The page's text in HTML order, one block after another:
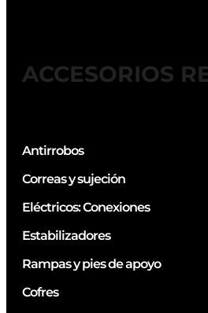
ACCESORIOS
Antirrobos
Correas y sujeción
Eléctricos: Conexiones
Estabilizadores
Rampas y pies de apoyo
Cofres